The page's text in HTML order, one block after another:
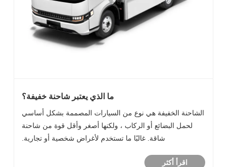
ما الذي يعتبر شاحنة خفيفة؟
الشاحنة الخفيفة هي نوع من السيارات المصممة بشكل أساسي
لحمل البضائع أو الركاب ، ولكنها أصغر وأقل قوة من شاحنة
شاقة. غالبًا ما تستخدم لأغراض شخصية أو تجارية.
اقرأ أكثر